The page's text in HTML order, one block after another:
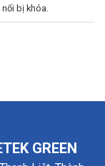
bị khóa.
GREEN